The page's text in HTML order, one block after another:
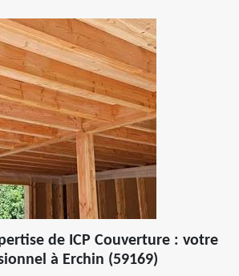
de ICP Couverture : votre
à Erchin (59169)